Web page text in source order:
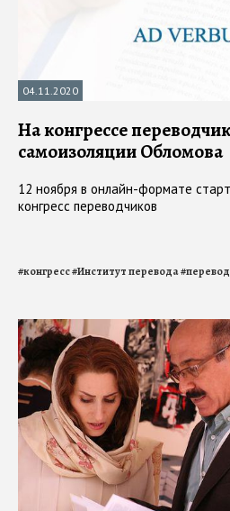
04.11.2020
На конгрессе
самоизоляции Обломова
12 ноября в онлайн-формате
конгресс переводчиков
#конгресс#Институт перевода#